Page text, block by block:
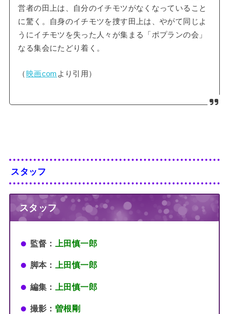
営者の田上は、自分のイチモツがなくなっていること
に驚く。自身のイチモツを捜す田上は、やがて同じよ
うにイチモツを失った人々が集まる「ポプランの会」
なる集会にたどり着く。
（ 映画com より引用）
スタッフ
スタッフ
監督： 上田慎一郎
脚本： 上田慎一郎
編集： 上田慎一郎
撮影： 曽根剛